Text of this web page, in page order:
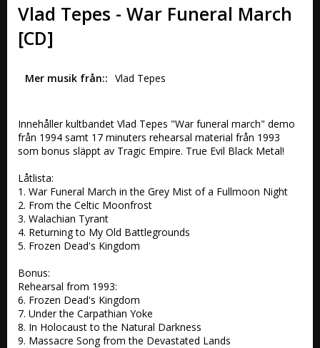
Vlad Tepes - War Funeral March
[CD]
Mer musik från: Vlad Tepes
Innehåller kultbandet Vlad Tepes "War funeral march" demo
från 1994 samt 17 minuters rehearsal material från 1993
som bonus släppt av Tragic Empire. True Evil Black Metal!
Låtlista:
1. War Funeral March in the Grey Mist of a Fullmoon Night
2. From the Celtic Moonfrost
3. Walachian Tyrant
4. Returning to My Old Battlegrounds
5. Frozen Dead's Kingdom
Bonus:
Rehearsal from 1993:
6. Frozen Dead's Kingdom
7. Under the Carpathian Yoke
8. In Holocaust to the Natural Darkness
9. Massacre Song from the Devastated Lands